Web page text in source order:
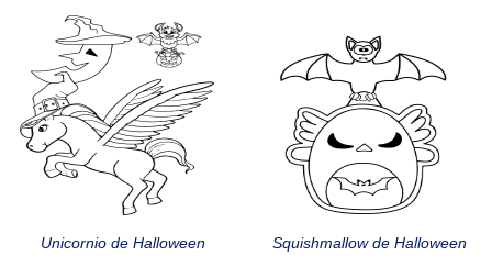
Unicornio de Halloween Squishmallow de Halloween